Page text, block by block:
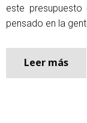
este
pensado en la
Leer más